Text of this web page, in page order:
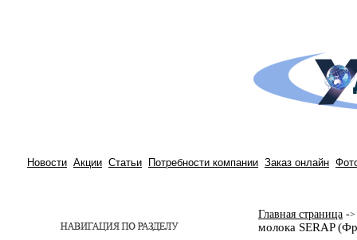
Новости Акции Статьи Потребности компании Заказ онлайн
Главная страница ->
молока SERAP